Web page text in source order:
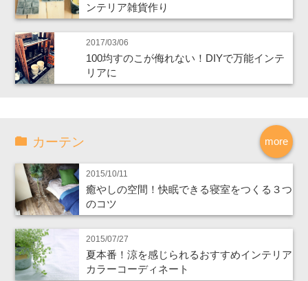
ンテリア雑貨作り
2017/03/06
100均すのこが侮れない！DIYで万能インテ
リアに
more
カーテン
2015/10/11
癒やしの空間！快眠できる寝室をつくる３つ
のコツ
2015/07/27
夏本番！涼を感じられるおすすめインテリア
カラーコーディネート